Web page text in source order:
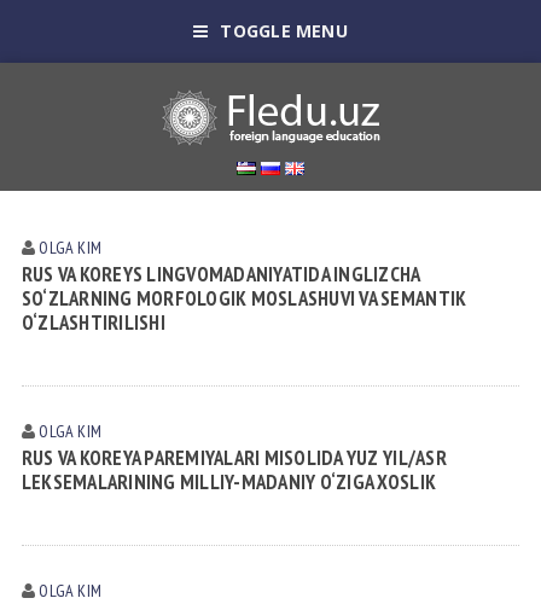
TOGGLE MENU
OLGA KIM
RUS VA KOREYS LINGVOMADANIYATIDA INGLIZCHA
SO‘ZLARNING MORFOLOGIK MOSLASHUVI VA SEMANTIK
O‘ZLASHTIRILISHI
OLGA KIM
RUS VA KOREYA PAREMIYALARI MISOLIDA YUZ YIL/ASR
LEKSEMALARINING MILLIY-MADANIY O‘ZIGA XOSLIK
OLGA KIM